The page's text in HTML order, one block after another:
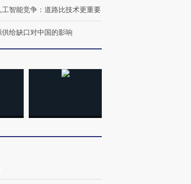
【特别呈现】寻找100种
CFO：不靠规模取胜，华
工智能竞争：道路比技术更重要
给缺口对中国的影响